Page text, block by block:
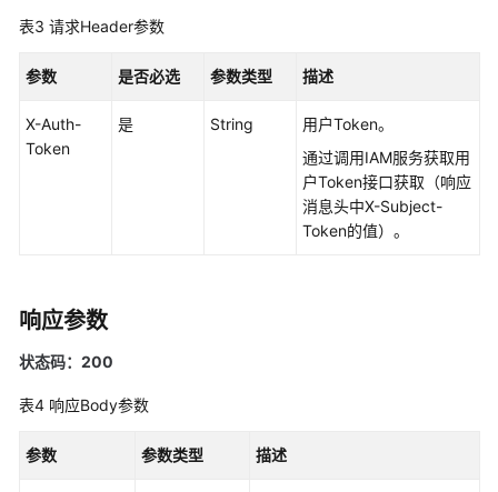
盘
CinderCreateVolumeV3
查
删
表3 请求Header参数
参数 是否必选 参数类型 描述
X-Auth-
Token
是 String
用户Token。
通过调用IAM服务获取用
户Token接口获取（响应
消息头中X-Subject-
Token的值）。
响应参数
状态码：200
表4 响应Body参数
参数 参数类型 描述